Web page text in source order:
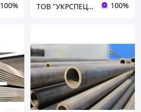
100% ТОВ "УКРСПЕЦПРОКАТ" 100%